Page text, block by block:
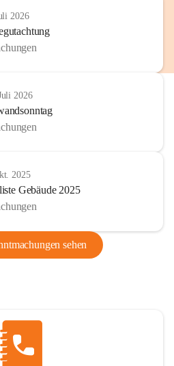
2026
2026
2025
Gebäude 2025
sehen